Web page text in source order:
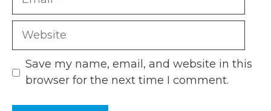
Website
Save my name, email, and website in this
browser for the next time I comment.